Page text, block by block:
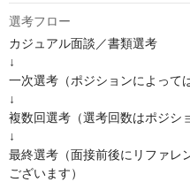
選考フロー
カジュアル面談／書類選考
↓
一次選考（ポジションによって
↓
複数回選考（選考回数はポジシ
↓
最終選考（面接前後にリファレ
ございます）